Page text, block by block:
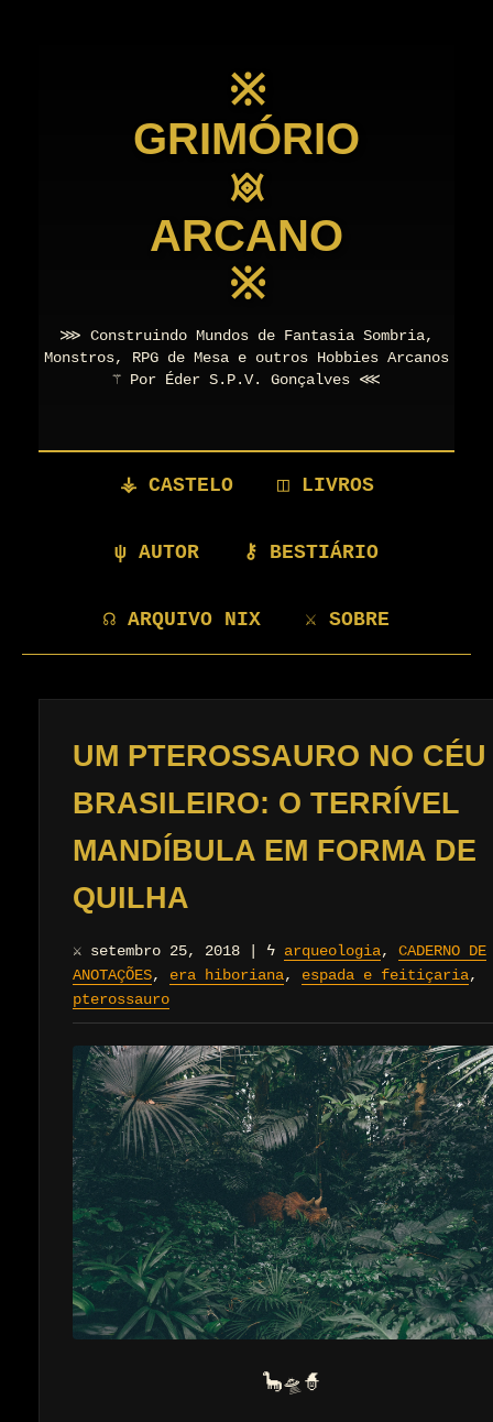
※
GRIMÓRIO
𖥜
ARCANO
※
⋙ Construindo Mundos de Fantasia Sombria,
Monstros, RPG de Mesa e outros Hobbies Arcanos
⚚ Por Éder S.P.V. Gonçalves ⋘
⚶ CASTELO ◫ LIVROS
ψ AUTOR ⚷ BESTIÁRIO
☊ ARQUIVO NIX ⚔ SOBRE
UM PTEROSSAURO NO CÉU
BRASILEIRO: O TERRÍVEL
MANDÍBULA EM FORMA DE
QUILHA
⚔ setembro 25, 2018 ϟ arqueologia, CADERNO DE
ANOTAÇÕES, era hiboriana, espada e feitiçaria,
pterossauro
🦕🛸🧙